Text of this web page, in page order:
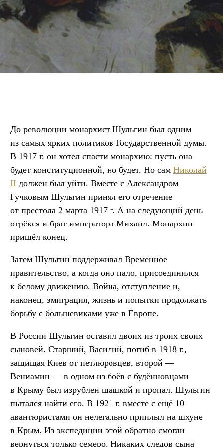
До революции монархист Шульгин был одним
из самых ярких политиков Государственной думы.
В 1917 г. он хотел спасти монархию: пусть она
будет конституционной, но будет. Но сам Николай
II должен был уйти. Вместе с Александром
Гучковым Шульгин принял его отречение
от престола 2 марта 1917 г. А на следующий день
отрёкся и брат императора Михаил. Монархии
пришёл конец.
Затем Шульгин поддерживал Временное
правительство, а когда оно пало, присоединился
к белому движению. Война, отступление и,
наконец, эмиграция, жизнь и попытки продолжать
борьбу с большевиками уже в Европе.
В России Шульгин оставил двоих из троих своих
сыновей. Старший, Василий, погиб в 1918 г.,
защищая Киев от петлюровцев, второй —
Вениамин — в одном из боёв с будённовцами
в Крыму был изрублен шашкой и пропал. Шульгин
пытался найти его. В 1921 г. вместе с ещё 10
авантюристами он нелегально приплыл на шхуне
в Крым. Из экспедиции этой обратно смогли
вернуться только семеро. Никаких следов сына